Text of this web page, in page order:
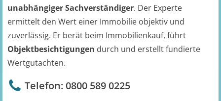
unabhängiger Sachverständiger. Der Experte
ermittelt den Wert einer Immobilie objektiv und
zuverlässig. Er berät beim Immobilienkauf, führt
Objektbesichtigungen durch und erstellt fundierte
Wertgutachten.
Telefon: 0800 589 0225